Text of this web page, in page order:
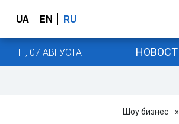
UA EN RU
ПТ, 07 АВГУСТА
Шоу бизнес »